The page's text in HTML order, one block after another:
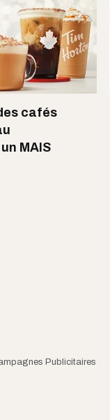
cafés
MAIS
Publicitaires